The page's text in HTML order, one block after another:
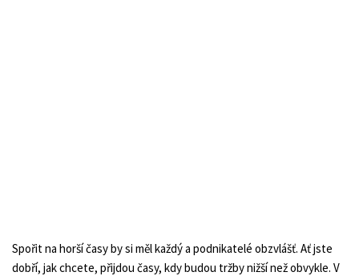
Spořit na horší časy by si měl každý a podnikatelé obzvlášť. Ať jste
dobří, jak chcete, přijdou časy, kdy budou tržby nižší než obvykle. V